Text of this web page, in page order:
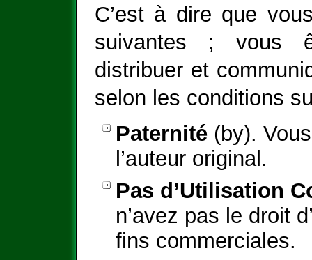
C’est à dire que
suivantes ; vous
distribuer et
selon les conditions
Paternité(by).
l’auteur original.
Pas d’Utilisation
n’avez pas le droit
fins commerciales.